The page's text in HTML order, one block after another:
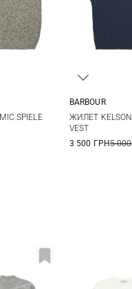
SPIELE
BARBOUR
ЖИЛЕТ
VEST
3 500 ГРН5